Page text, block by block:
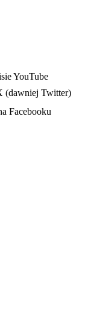
YouTube
(dawniej Twitter)
Facebooku